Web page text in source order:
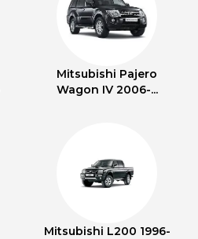
Mitsubishi Pajero
Wagon IV 2006-...
Mitsubishi L200 1996-